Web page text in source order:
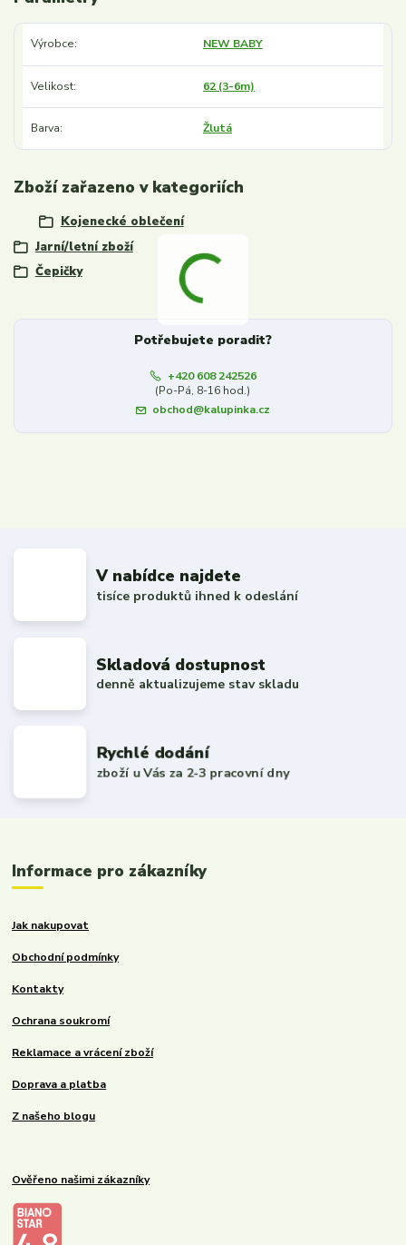
Výrobce NEW BABY
Velikost 62 (3-6m)
Barva Žlutá
Zboží zařazeno v kategoriích
Kojenecké oblečení
Jarní/letní zboží
Čepičky
Potřebujete poradit?
+420 608 242526
(Po-Pá, 8-16 hod.)
obchod@kalupinka.cz
V nabídce najdete
tisíce produktů ihned k odeslání
Skladová dostupnost
denně aktualizujeme stav skladu
Rychlé dodání
zboží u Vás za 2-3 pracovní dny
Informace pro zákazníky
Jak nakupovat
Obchodní podmínky
Kontakty
Ochrana soukromí
Reklamace a vrácení zboží
Doprava a platba
Z našeho blogu
Ověřeno našimi zákazníky